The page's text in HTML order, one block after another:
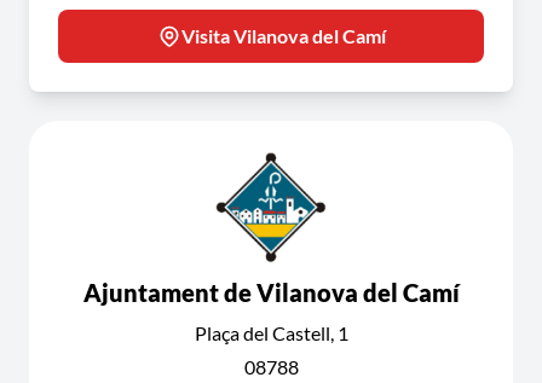
Visita Vilanova del Camí
Ajuntament de Vilanova del Camí
Plaça del Castell, 1
08788